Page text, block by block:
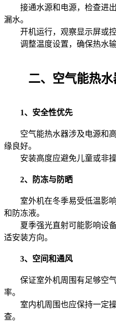
接通水源和电源，检查进出
漏水。
开机运行，观察显示屏或
调整温度设置，确保热水输
二、 空气能热水
1、安全性优先
空气能热水器涉及电源和高
缘良好。
安装高度应避免儿童或非操
2、防冻与防晒
室外机在冬季易受低温影响
和防冻液。
夏季强光直射可能影响设备
适安装方向。
3、空间和通风
保证室外机周围有足够空气
率。
室内机周围也应保持一定操
查。